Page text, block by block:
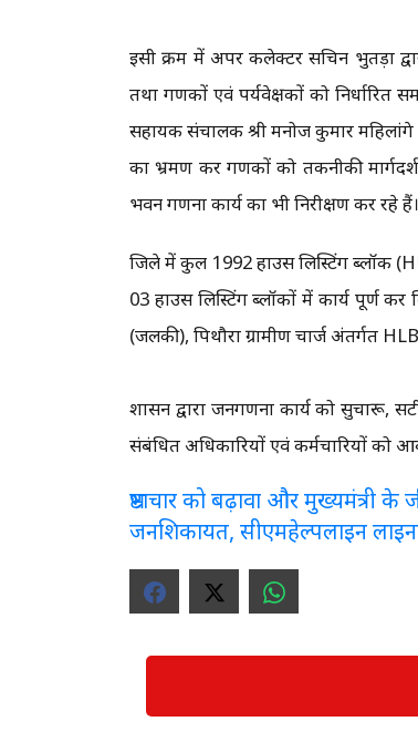
इसी क्रम में अपर कलेक्टर सचिन भुतड़ा
तथा प्रगणकों एवं पर्यवेक्षकों को
सहायक संचालक श्री मनोज कुमार महिलांगे
का भ्रमण कर प्रगणकों को तकनीकी
भवन गणना कार्य का भी निरीक्षण कर रहे हैं।
जिले में कुल 1992 हाउस लिस्टिंग ब्लॉक
03 हाउस लिस्टिंग ब्लॉकों में कार्य पूर्ण
(जलकी), पिथौरा ग्रामीण चार्ज अंतर्गत
प्रशासन द्वारा जनगणना कार्य को
संबंधित अधिकारियों एवं कर्मचारियों को
भ्रष्टाचार को बढ़ावा और मुख्यमंत्री
जनशिकायत, सीएमहेल्पलाइन